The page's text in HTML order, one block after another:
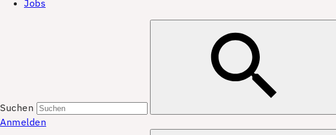
Jobs
Suchen
Anmelden